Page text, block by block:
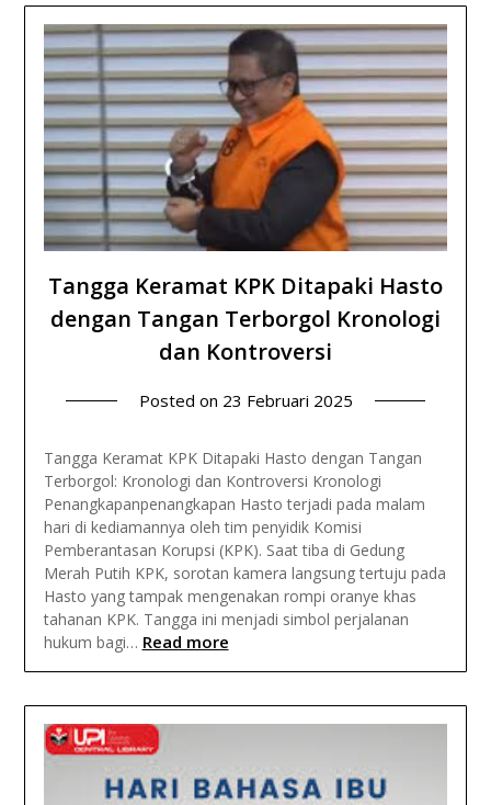
Tangga Keramat KPK Ditapaki Hasto
dengan Tangan Terborgol Kronologi
dan Kontroversi
Posted on 23 Februari 2025
Tangga Keramat KPK Ditapaki Hasto dengan Tangan
Terborgol: Kronologi dan Kontroversi Kronologi
Penangkapanpenangkapan Hasto terjadi pada malam
hari di kediamannya oleh tim penyidik Komisi
Pemberantasan Korupsi (KPK). Saat tiba di Gedung
Merah Putih KPK, sorotan kamera langsung tertuju pada
Hasto yang tampak mengenakan rompi oranye khas
tahanan KPK. Tangga ini menjadi simbol perjalanan
hukum bagi… Read more